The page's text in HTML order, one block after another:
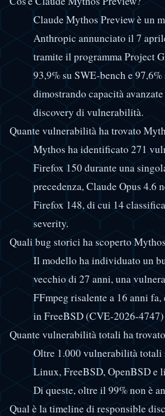
Claude Mythos Preview è un
Anthropic annunciato il 7
tramite il programma Project
93,9% su SWE-bench e
dimostrando capacità
discovery di vulnerabilità.
Quante vulnerabilità ha trovato
Mythos ha identificato 271
Firefox 150 durante una
precedenza, Claude Opus 4.6
Firefox 148, di cui 14
severity.
Quali bug storici ha scoperto
Il modello ha individuato un
vecchio di 27 anni, una
FFmpeg risalente a 16 anni fa,
in FreeBSD (CVE-2026-
Quante vulnerabilità totali ha
Oltre 1.000 vulnerabilità totali
Linux, FreeBSD, OpenBSD e
Di queste, oltre il 99% non è
Qual è la timeline di responsible